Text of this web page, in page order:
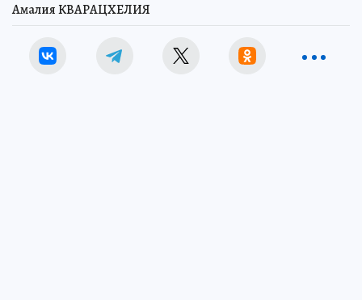
Амалия КВАРАЦХЕЛИЯ